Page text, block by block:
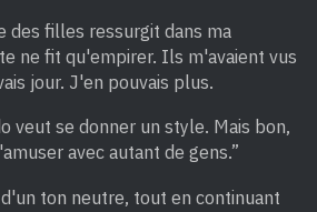
des filles ressurgit dans ma
ne fit qu'empirer. Ils m'avaient vus
jour. J'en pouvais plus.
veut se donner un style. Mais bon,
avec autant de gens.”
ton neutre, tout en continuant